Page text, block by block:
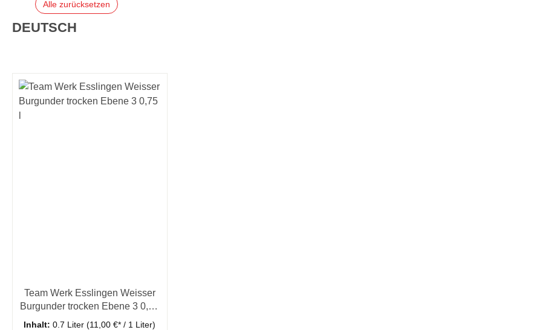
Alle zurücksetzen
DEUTSCH
Team Werk Esslingen Weisser
Burgunder trocken Ebene 3 0,75
l
Inhalt:0.7 Liter(11,00 €* / 1 Liter)